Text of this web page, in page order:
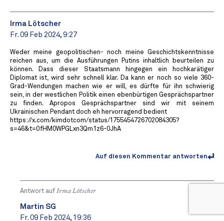
Irma Lötscher
Fr. 09 Feb 2024, 9:27
Weder meine geopolitischen- noch meine Geschichtskenntnisse
reichen aus, um die Ausführungen Putins inhaltlich beurteilen zu
können. Dass dieser Staatsmann hingegen ein hochkarätiger
Diplomat ist, wird sehr schnell klar. Da kann er noch so viele 360-
Grad-Wendungen machen wie er will, es dürfte für ihn schwierig
sein, in der westlichen Politik einen ebenbürtigen Gesprächspartner
zu finden. Apropos Gesprächspartner sind wir mit seinem
Ukrainischen Pendant doch eh hervorragend bedient
https://x.com/kimdotcom/status/1755454726702084305?
s=46&t=0fHM0WPGLxn3Qm1z6-0JhA
Auf diesen Kommentar antworten
Antwort auf Irma Lötscher
Martin SG
Fr. 09 Feb 2024, 19:36